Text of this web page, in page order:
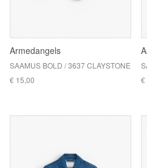
Armedangels
SAAMUS BOLD / 3637 CLAYSTONE
€ 15,00
€